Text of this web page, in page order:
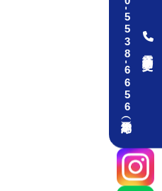
-
5538
-
6656（予約専用）